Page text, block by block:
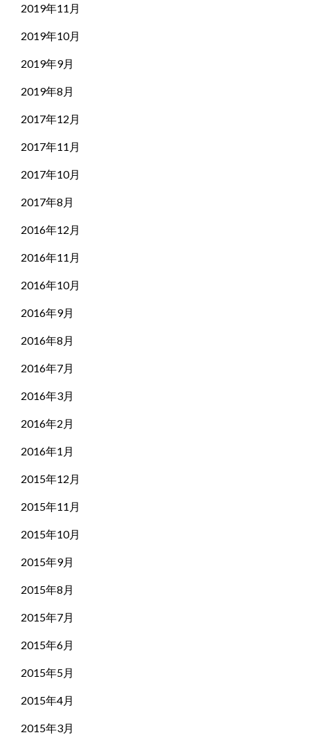
2019年11月
2019年10月
2019年9月
2019年8月
2017年12月
2017年11月
2017年10月
2017年8月
2016年12月
2016年11月
2016年10月
2016年9月
2016年8月
2016年7月
2016年3月
2016年2月
2016年1月
2015年12月
2015年11月
2015年10月
2015年9月
2015年8月
2015年7月
2015年6月
2015年5月
2015年4月
2015年3月